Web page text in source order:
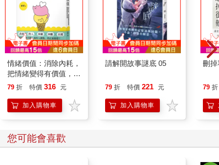
情緒價值：消除內耗，
把情緒變得有價值，跟
誰都能自在相處
79 折 特價 316 元
加入購物車
請解開故事謎底 05
79 折 特價 221 元
加入購物車
刪
79 折
您可能會喜歡